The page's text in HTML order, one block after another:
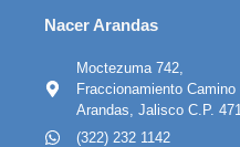
Nacer Arandas
Moctezuma 742,
Fraccionamiento Camino
Arandas, Jalisco C.P.
(322) 232 1142